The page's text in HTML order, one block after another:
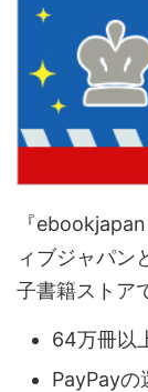
『
ィブジャパン
子書籍ストア
64万冊以
PayPayの